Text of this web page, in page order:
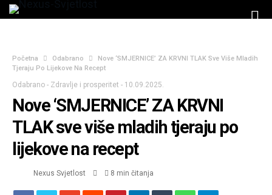
Početna Odabrano
Nove ‘SMJERNICE’ ZA KRVNI TLAK Sve Više Mladih
Tjeraju Po Lijekove Na Recept
Odabrano - Zdravlje i prosperitet - 10.09.2025.
Nove ‘SMJERNICE’ ZA KRVNI
TLAK sve više mladih tjeraju po
lijekove na recept
Nexus Svjetlost 8 min čitanja